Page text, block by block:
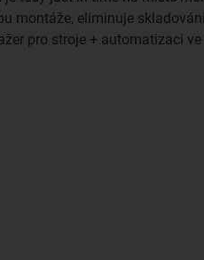
montáže, eliminuje
pro stroje + automatizaci